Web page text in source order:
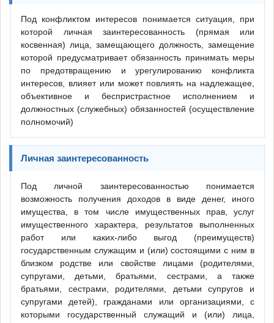
Под конфликтом интересов понимается ситуация, при
которой личная заинтересованность (прямая или
косвенная) лица, замещающего должность, замещение
которой предусматривает обязанность принимать меры
по предотвращению и урегулированию конфликта
интересов, влияет или может повлиять на надлежащее,
объективное и беспристрастное исполнением и
должностных (служебных) обязанностей (осуществление
полномочий)
Личная заинтересованность
Под личной заинтересованностью понимается
возможность получения доходов в виде денег, иного
имущества, в том числе имущественных прав, услуг
имущественного характера, результатов выполненных
работ или каких-либо выгод (преимуществ)
государственным служащим и (или) состоящими с ним в
близком родстве или свойстве лицами (родителями,
супругами, детьми, братьями, сестрами, а также
братьями, сестрами, родителями, детьми супругов и
супругами детей), гражданами или организациями, с
которыми государственный служащий и (или) лица,